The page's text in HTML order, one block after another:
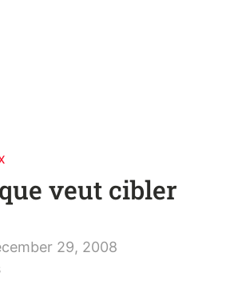
veut cibler
29, 2008